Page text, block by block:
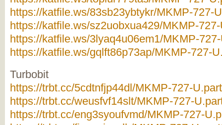
https://katfile.ws/83sb23ybtykr/MKMP-727-
https://katfile.ws/sz2uobxua429/MKMP-
https://katfile.ws/3lyaq4u06em1/MKMP-
https://katfile.ws/gqlft86p73ap/MKMP-727-
Turbobit
https://trbt.cc/5cdtnfjp44dl/MKMP-727-
https://trbt.cc/weusfvf14slt/MKMP-727-
https://trbt.cc/eng3syoufvmd/MKMP-727-